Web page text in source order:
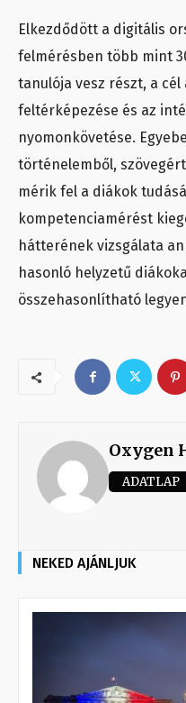
Elkezdődött a digitális
felmérésben több mint
tanulója vesz részt, a
feltérképezése és az
nyomonkövetése.
történelemből,
mérik fel a diákok
kompetenciamérést
hátterének vizsgálata
hasonló helyzetű
összehasonlítható
Oxygen
ADATLAP
NEKED AJÁNLJUK